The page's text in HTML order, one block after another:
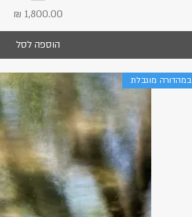
מחיר
הוספה לסל
במהדורה מוגבלת